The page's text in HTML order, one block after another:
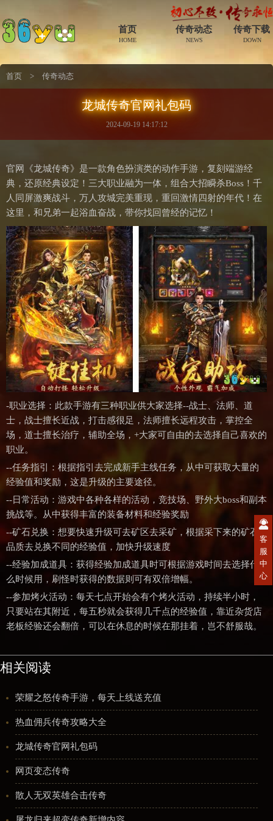
首页
HOME
传奇动态
NEWS
传奇下载
DOWN
首页 > 传奇动态
龙城传奇官网礼包码
2024-09-19 14:17:12
官网《龙城传奇》是一款角色扮演类的动作手游，复刻端游经
典，还原经典设定！三大职业融为一体，组合大招瞬杀Boss！千
人同屏激爽战斗，万人攻城完美重现，重回激情四射的年代！在
这里，和兄弟一起浴血奋战，带你找回曾经的记忆！
-职业选择：此款手游有三种职业供大家选择--战士、法师、道
士，战士擅长近战，打击感很足，法师擅长远程攻击，掌控全
场，道士擅长治疗，辅助全场，+大家可自由的去选择自己喜欢的
职业。
--任务指引：根据指引去完成新手主线任务，从中可获取大量的
经验值和奖励，这是升级的主要途径。
--日常活动：游戏中各种各样的活动，竞技场、野外大boss和副本
挑战等。从中获得丰富的装备材料和经验奖励
--矿石兑换：想要快速升级可去矿区去采矿，根据采下来的矿石
品质去兑换不同的经验值，加快升级速度
--经验加成道具：获得经验加成道具时可根据游戏时间去选择什
么时候用，刷怪时获得的数据则可有双倍增幅。
--参加烤火活动：每天七点开始会有个烤火活动，持续半小时，
只要站在其附近，每五秒就会获得几千点的经验值，靠近杂货店
老板经验还会翻倍，可以在休息的时候在那挂着，岂不舒服哉。
相关阅读
荣耀之怒传奇手游，每天上线送充值
热血佣兵传奇攻略大全
龙城传奇官网礼包码
网页变态传奇
散人无双英雄合击传奇
客
服
中
心